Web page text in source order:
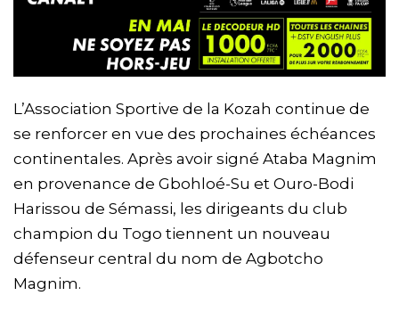
L’Association Sportive de la Kozah continue de
se renforcer en vue des prochaines échéances
continentales. Après avoir signé Ataba Magnim
en provenance de Gbohloé-Su et Ouro-Bodi
Harissou de Sémassi, les dirigeants du club
champion du Togo tiennent un nouveau
défenseur central du nom de Agbotcho
Magnim.